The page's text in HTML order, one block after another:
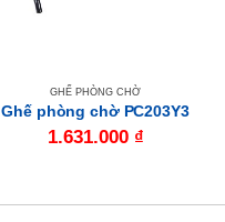
GHẾ PHÒNG CHỜ
Ghế phòng chờ PC203Y3
1.631.000 ₫